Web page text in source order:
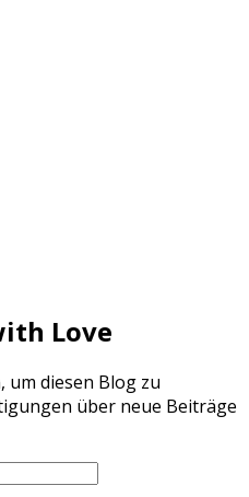
Love
um diesen Blog zu
über neue Beiträge